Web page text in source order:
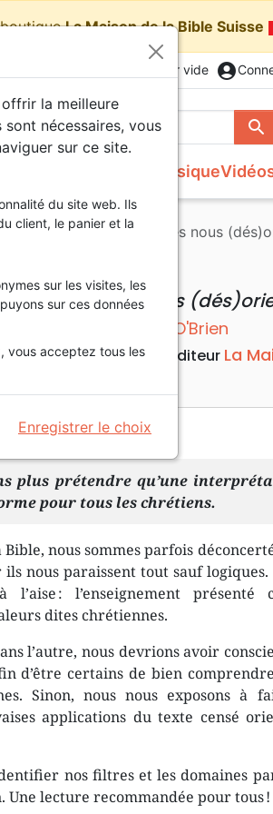
boutiqueLa Maison de la Bible Suisse
Panier vide account_circle
search
biblique
NBS
dessinées
société, politique
Livres
de la foi
Divers
jeunes
Musique
Hip-hop
Métal
fiction
nos lunettes occidentales nous
filtre
occidentales nous
Brandon J. O'Brien
EAN9782826096214 Editeur La
produit
plus prétendre qu’une
pour tous les chrétiens.
Bible, nous sommes parfois
nous paraissent tout sauf logiques.
l’aise : l’enseignement
dites chrétiennes.
l’autre, nous devrions avoir
d’être certains de bien
Sinon, nous nous exposons à
applications du texte censé
nos filtres et les domaines
lecture recommandée pour tous !
la meilleure
nécessaires, vous
sur ce site.
du site web. Ils
client, le panier et la
sur les visites, les
sur ces données
vous acceptez tous les
Enregistrer le choix